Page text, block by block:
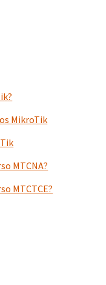
MikroTik
MTCNA?
MTCTCE?